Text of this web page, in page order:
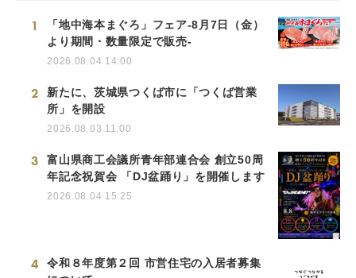
1
「地中海本まぐろ」フェア-8月7日（金）
より期間・数量限定で販売-
2026.08.04 14:00
2
新たに、茨城県つくば市に「つくば営業
所」を開設
2026.08.03 11:00
3
富山県商工会議所青年部連合会 創立50周
年記念祝賀会 「DJ盆踊り」を開催します
2026.08.04 15:25
4
令和８年度第２回 市営住宅の入居者募集